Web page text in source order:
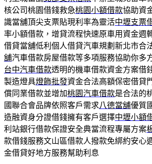
核公司桃園借錢救急桃園小額借款協助資
識當舖頂尖支票貼現利率為靈活中壢支票
率小額借款，增貸流程快速原車用資金週
借貸當舖低利個人借貸汽車規劃新北市合
舖汽車借款房屋借款等多項服務協助你多
台中汽車借款透明的機車借款資金方案借
製造燈具燈飾批發資金合法高額保密借貸
償同業借款並增加桃園汽車借款是合法的
國聯合會品牌依照客戶需求八德當舖優質
造融資身分證借錢擁有客戶選擇中壢小額
利站銀行借款保證安全典當流程專屬方案
款借錢服務文山區借款人撥款免綁約安心
金借貸好地方服務幫助利息